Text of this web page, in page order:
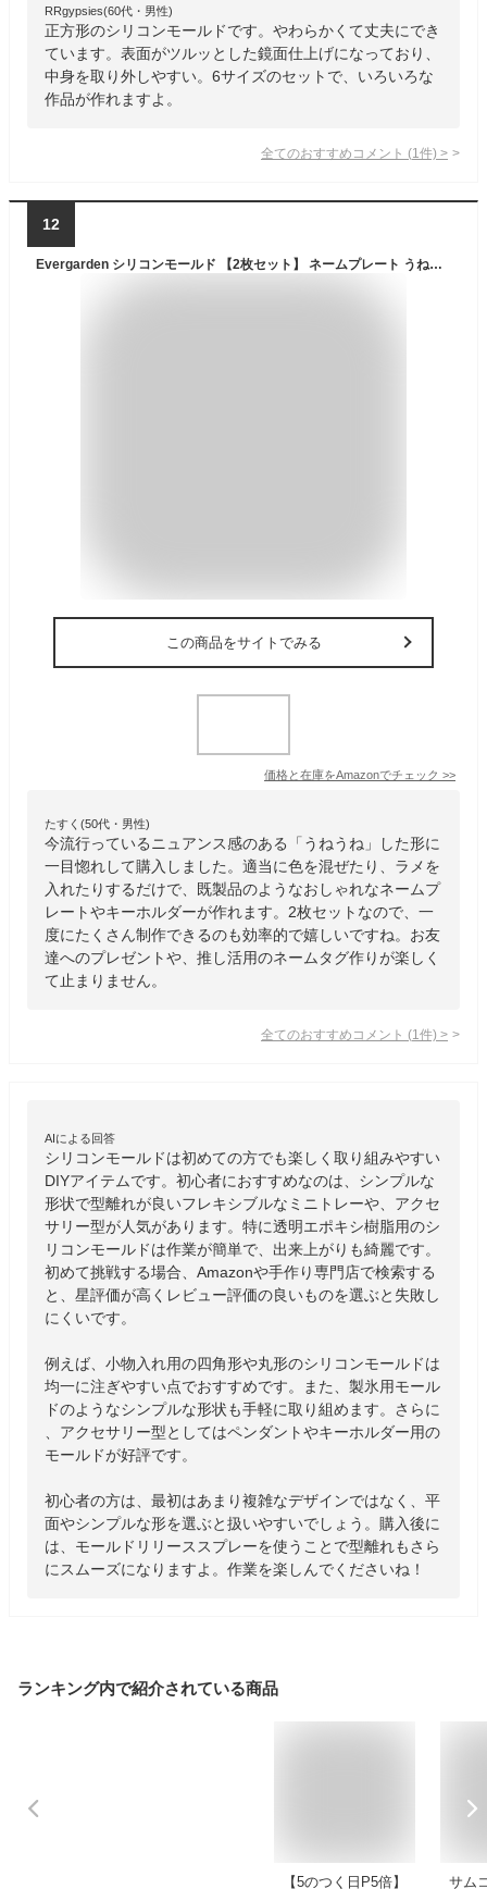
RRgypsies(60代・男性)
正方形のシリコンモールドです。やわらかくて丈夫にでき
ています。表面がツルッとした鏡面仕上げになっており、
中身を取り外しやすい。6サイズのセットで、いろいろな
作品が作れますよ。
全てのおすすめコメント (1 件) >
12
Evergarden シリコンモールド 【2枚セット】 ネームプレート うねうね くねくね キーホルダー チャーム ヘアクリップ レジン アクセサリー イヤリング ピアス シャカシャカ シリコン モールド キャンドル アロマストーン 石膏 手作り 樹脂 粘土 シリコン型 型 ハンドメイド 鏡面 仕上げ (うねうねネームプレート２枚セット)
この商品をサイトでみる
価格と在庫をAmazonでチェック >>
たすく(50代・男性)
今流行っているニュアンス感のある「うねうね」した形に
一目惚れして購入しました。適当に色を混ぜたり、ラメを
入れたりするだけで、既製品のようなおしゃれなネームプ
レートやキーホルダーが作れます。​2枚セットなので、一
度にたくさん制作できるのも効率的で嬉しいですね。お友
達へのプレゼントや、推し活用のネームタグ作りが楽しく
て止まりません。
全てのおすすめコメント (1 件) >
AIによる回答
シリコンモールドは初めての方でも楽しく取り組みやすい
DIYアイテムです。初心者におすすめなのは、シンプルな
形状で型離れが良いフレキシブルなミニトレーや、アクセ
サリー型が人気があります。特に透明エポキシ樹脂用のシ
リコンモールドは作業が簡単で、出来上がりも綺麗です。
初めて挑戦する場合、Amazonや手作り専門店で検索する
と、星評価が高くレビュー評価の良いものを選ぶと失敗し
にくいです。
例えば、小物入れ用の四角形や丸形のシリコンモールドは
均一に注ぎやすい点でおすすめです。また、製氷用モール
ドのようなシンプルな形状も手軽に取り組めます。さらに
、アクセサリー型としてはペンダントやキーホルダー用の
モールドが好評です。
初心者の方は、最初はあまり複雑なデザインではなく、平
面やシンプルな形を選ぶと扱いやすいでしょう。購入後に
は、モールドリリーススプレーを使うことで型離れもさら
にスムーズになりますよ。作業を楽しんでくださいね！
ランキング内で紹介されている商品
【5のつく日P5倍】 サム